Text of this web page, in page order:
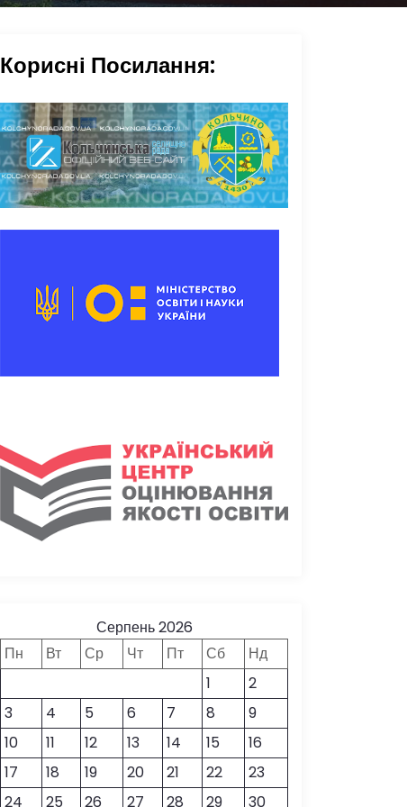
Корисні Посилання:
Серпень 2026
Пн
Вт Ср Чт Пт Сб
Нд
1
2
3
4 5 6 7 8
9
10
11 12 13 14 15
16
17
18 19 20 21 22
23
24
25 26 27 28 29
30